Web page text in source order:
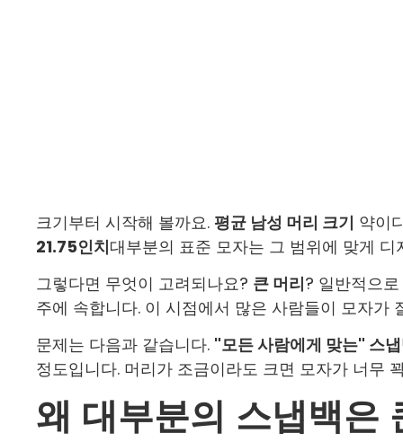
크기부터 시작해 볼까요. 평균 남성 머리 크기 약이
21.75인치대부분의 표준 모자는 그 범위에 맞게 디
그렇다면 무엇이 고려되나요? 큰 머리? 일반적으
주에 속합니다. 이 시점에서 많은 사람들이 모자가
문제는 다음과 같습니다. "모든 사람에게 맞는" 스
정도입니다. 머리가 조금이라도 크면 모자가 너무
왜 대부분의 스냅백은